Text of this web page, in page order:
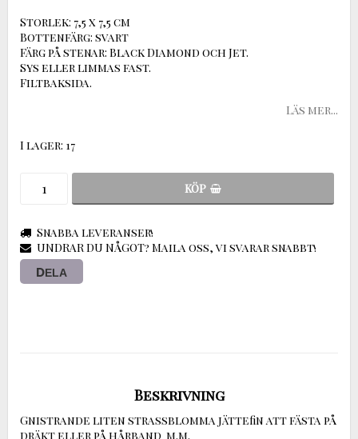
Storlek: 7,5 x 7,5 cm
Bottenfärg: svart
Färg på stenar: Black Diamond och Jet.
Sys eller limmas fast.
Filtbaksida.
Läs mer...
I lager: 17
KÖP
Snabba leveranser!
UNDRAR DU NÅGOT? Maila oss, vi svarar snabbt!
DELA
Beskrivning
Gnistrande liten strassblomma jättefin att fästa på
dräkt eller på hårband  m.m.